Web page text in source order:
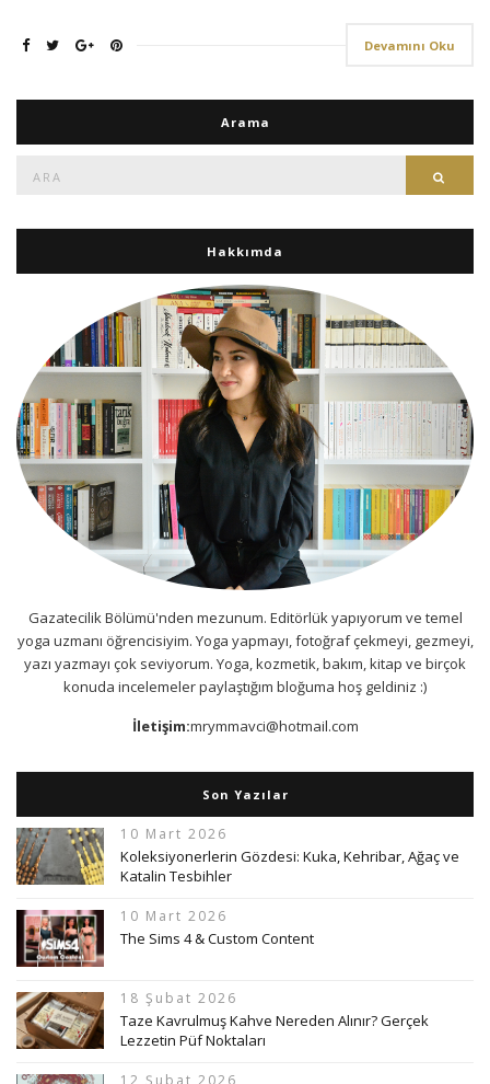
Devamını Oku
Arama
Hakkımda
Gazatecilik Bölümü'nden mezunum. Editörlük yapıyorum ve temel
yoga uzmanı öğrencisiyim. Yoga yapmayı, fotoğraf çekmeyi, gezmeyi,
yazı yazmayı çok seviyorum. Yoga, kozmetik, bakım, kitap ve birçok
konuda incelemeler paylaştığım bloğuma hoş geldiniz :)
İletişim:mrymmavci@hotmail.com
Son Yazılar
10 Mart 2026
Koleksiyonerlerin Gözdesi: Kuka, Kehribar, Ağaç ve
Katalin Tesbihler
10 Mart 2026
The Sims 4 & Custom Content
18 Şubat 2026
Taze Kavrulmuş Kahve Nereden Alınır? Gerçek
Lezzetin Püf Noktaları
12 Şubat 2026